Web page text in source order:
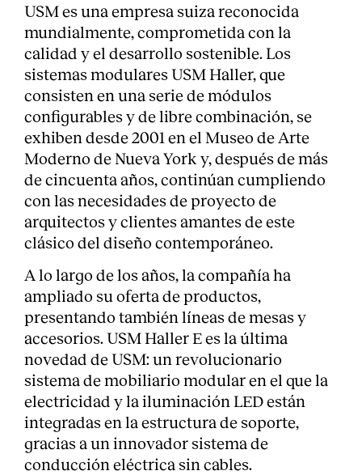
USM es una empresa suiza reconocida
mundialmente, comprometida con la
calidad y el desarrollo sostenible. Los
sistemas modulares USM Haller, que
consisten en una serie de módulos
configurables y de libre combinación, se
exhiben desde 2001 en el Museo de Arte
Moderno de Nueva York y, después de más
de cincuenta años, continúan cumpliendo
con las necesidades de proyecto de
arquitectos y clientes amantes de este
clásico del diseño contemporáneo.
A lo largo de los años, la compañía ha
ampliado su oferta de productos,
presentando también líneas de mesas y
accesorios. USM Haller E es la última
novedad de USM: un revolucionario
sistema de mobiliario modular en el que la
electricidad y la iluminación LED están
integradas en la estructura de soporte,
gracias a un innovador sistema de
conducción eléctrica sin cables.